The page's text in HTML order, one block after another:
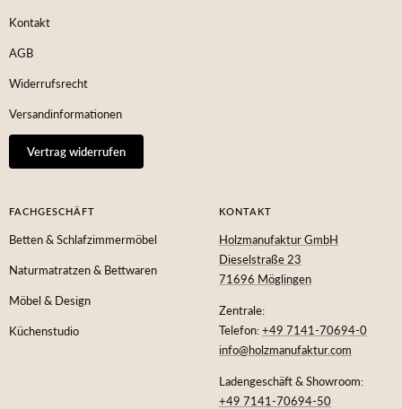
Kontakt
AGB
Widerrufsrecht
Versandinformationen
Vertrag widerrufen
FACHGESCHÄFT
Betten & Schlafzimmermöbel
Naturmatratzen & Bettwaren
Möbel & Design
Küchenstudio
KONTAKT
Holzmanufaktur GmbH
Dieselstraße 23
71696 Möglingen
Zentrale:
Telefon:+49 7141-70694-0
info@holzmanufaktur.com
Ladengeschäft & Showroom:
+49 7141-70694-50